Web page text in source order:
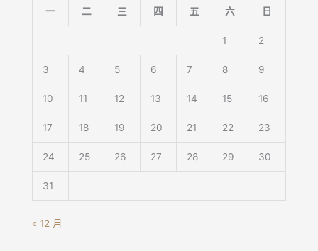
一
二 三 四 五 六 日
1 2
3 4 5 6 7 8 9
10 11 12 13 14 15 16
17 18 19 20 21 22 23
24 25 26 27 28 29 30
31
« 12 月